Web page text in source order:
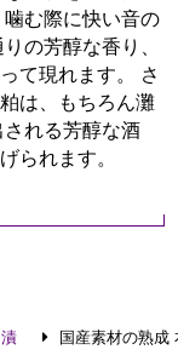
む際に快い音の
の芳醇な香り、
て現れます。 さ
は、もちろん灘
れる芳醇な酒
られます。
国産素材の熟